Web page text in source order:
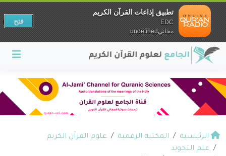
الرئيسية المكتبة الرقمية
علوم القرآن الكريم
علم التجويد
تطبيق إذاعات القرآن الكريم
EDC
مجانيundefined
فتح